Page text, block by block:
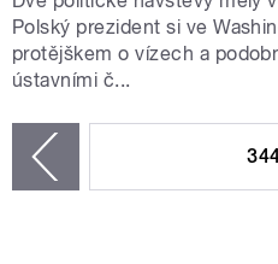
Polský prezident si ve
protějškem o vízech a
ústavními č...